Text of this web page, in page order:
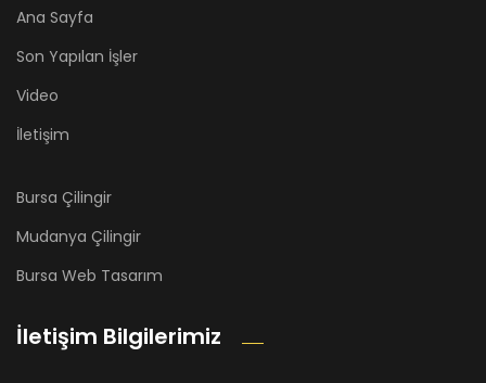
Ana Sayfa
Son Yapılan İşler
Video
İletişim
Bursa Çilingir
Mudanya Çilingir
Bursa Web Tasarım
İletişim Bilgilerimiz